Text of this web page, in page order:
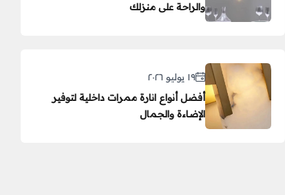
والراحة على منزلك
١٩ يوليو ٢٠٢٦
أفضل أنواع انارة ممرات داخلية لتوفير
الإضاءة والجمال